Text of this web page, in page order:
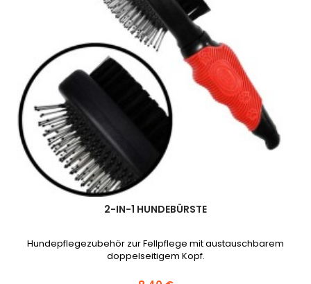
2-IN-1 HUNDEBÜRSTE
Hundepflegezubehör zur Fellpflege mit austauschbarem
doppelseitigem Kopf.